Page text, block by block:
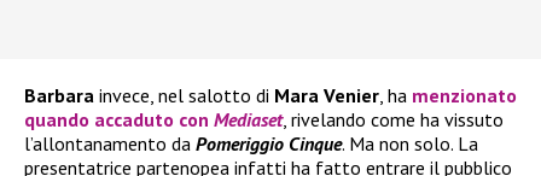
Barbara invece, nel salotto di Mara Venier, ha menzionato
quando accaduto con Mediaset, rivelando come ha vissuto
l’allontanamento da Pomeriggio Cinque. Ma non solo. La
presentatrice partenopea infatti ha fatto entrare il pubblico